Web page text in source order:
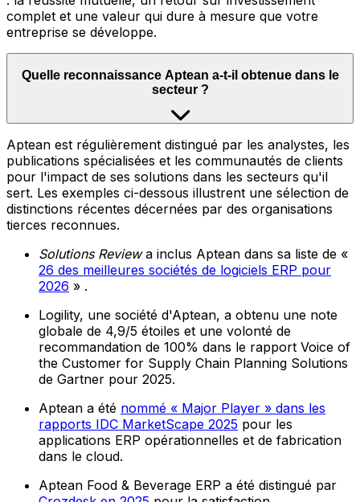
complet et une valeur qui dure à mesure que votre
entreprise se développe.
Quelle reconnaissance Aptean a-t-il obtenue dans le
secteur ?
Aptean est régulièrement distingué par les analystes, les
publications spécialisées et les communautés de clients
pour l'impact de ses solutions dans les secteurs qu'il
sert. Les exemples ci-dessous illustrent une sélection de
distinctions récentes décernées par des organisations
tierces reconnues.
Solutions Reviewa inclus Aptean dans sa liste de «
26 des meilleures sociétés de logiciels ERP pour
2026 » .
Logility, une société d'Aptean, a obtenu une note
globale de 4,9/5 étoiles et une volonté de
recommandation de 100% dans le rapport Voice of
the Customer for Supply Chain Planning Solutions
de Gartner pour 2025.
Aptean a été nommé « Major Player » dans les
rapports IDC MarketScape 2025 pour les
applications ERP opérationnelles et de fabrication
dans le cloud.
Aptean Food & Beverage ERP a été distingué par